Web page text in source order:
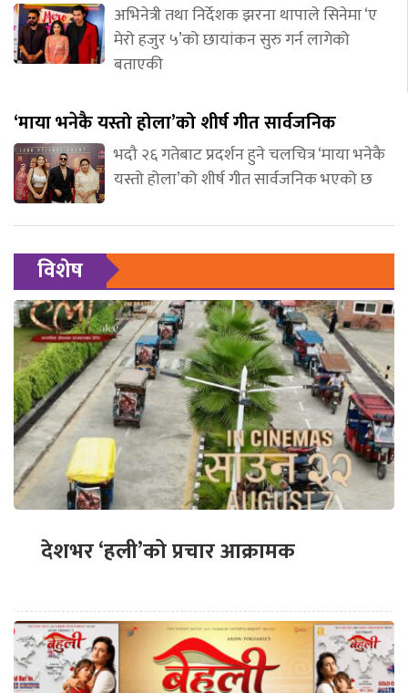
अभिनेत्री तथा निर्देशक झरना थापाले सिनेमा ‘ए
मेरो हजुर ५’को छायांकन सुरु गर्न लागेको
बताएकी
‘माया भनेकै यस्तो होला’को शीर्ष गीत सार्वजनिक
भदौ २६ गतेबाट प्रदर्शन हुने चलचित्र ‘माया भनेकै
यस्तो होला’को शीर्ष गीत सार्वजनिक भएको छ
विशेष
देशभर ‘हली’को प्रचार आक्रामक